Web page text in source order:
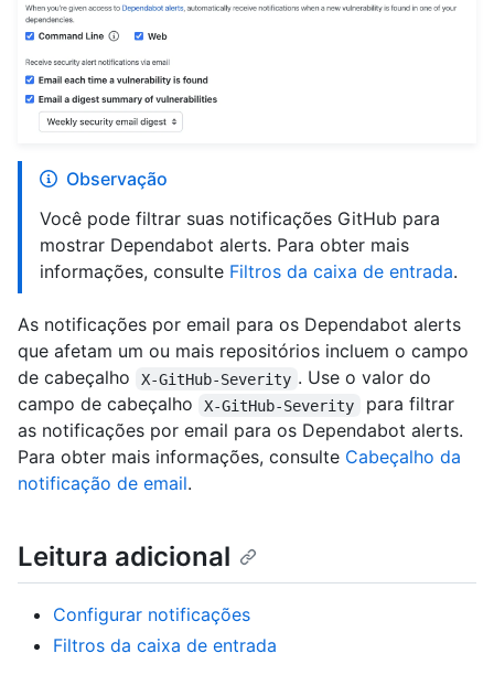
Observação
Você pode filtrar suas notificações GitHub para
mostrar Dependabot alerts. Para obter mais
informações, consulte Filtros da caixa de entrada.
As notificações por email para os Dependabot alerts
que afetam um ou mais repositórios incluem o campo
de cabeçalho
X-GitHub-Severity . Use o valor do
campo de cabeçalho
X-GitHub-Severity
para filtrar
as notificações por email para os Dependabot alerts.
Para obter mais informações, consulte Cabeçalho da
notificação de email.
Leitura adicional
Configurar notificações
Filtros da caixa de entrada